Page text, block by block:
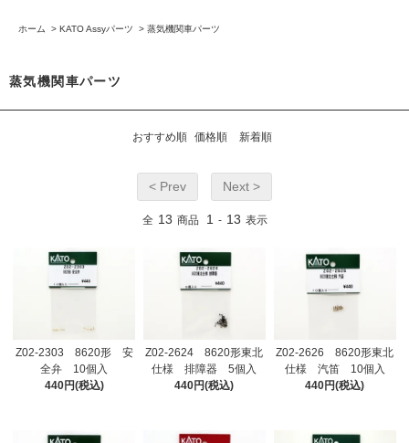
ホーム > KATO Assyパーツ > 蒸気機関車パーツ
蒸気機関車パーツ
おすすめ順 価格順 新着順
< Prev Next >
全 13 商品 1 - 13 表示
Z02-2303 8620形 安
全弁 10個入
440円(税込)
Z02-2624 8620形東北
仕様 排障器 5個入
440円(税込)
Z02-2626 8620形東北
仕様 汽笛 10個入
440円(税込)